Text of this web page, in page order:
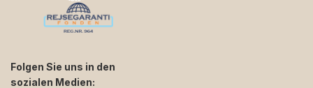
Folgen Sie uns in den
sozialen Medien: